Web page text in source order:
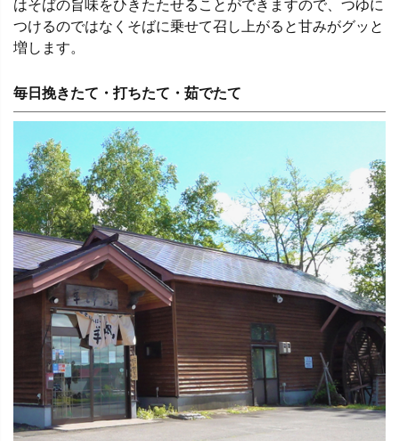
はそばの旨味をひきたたせることができますので、つゆに
つけるのではなくそばに乗せて召し上がると甘みがグッと
増します。
毎日挽きたて・打ちたて・茹でたて